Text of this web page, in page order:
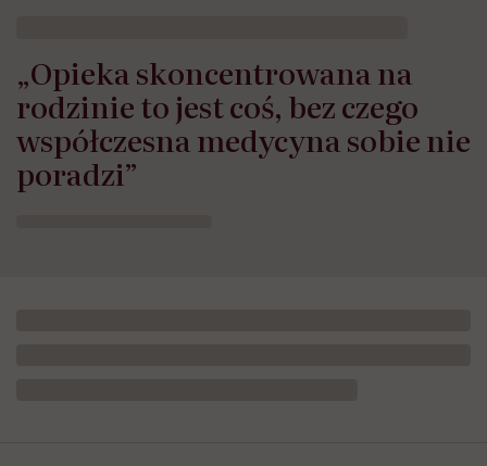
„Opieka skoncentrowana na
rodzinie to jest coś, bez czego
współczesna medycyna sobie nie
poradzi”